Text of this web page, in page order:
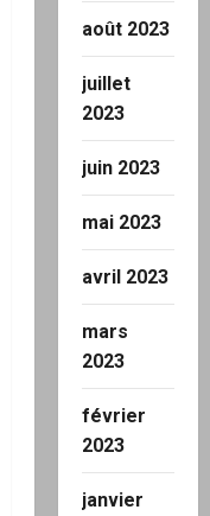
août 2023
juillet
2023
juin 2023
mai 2023
avril 2023
mars
2023
février
2023
janvier